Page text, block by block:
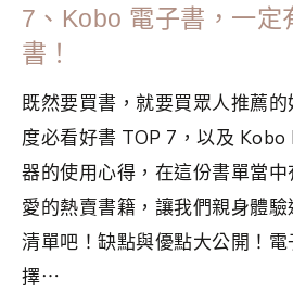
7、Kobo 電子書，一定
書！
既然要買書，就要買眾人推薦
度必看好書 TOP 7，以及 Kobo
器的使用心得，在這份書單當
愛的熱賣書籍，讓我們親身體
清單吧！缺點與優點大公開！
擇⋯